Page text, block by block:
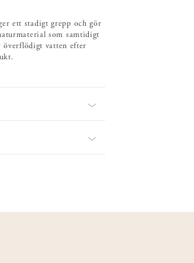
ett stadigt grepp och gör
som samtidigt
överflödigt vatten efter